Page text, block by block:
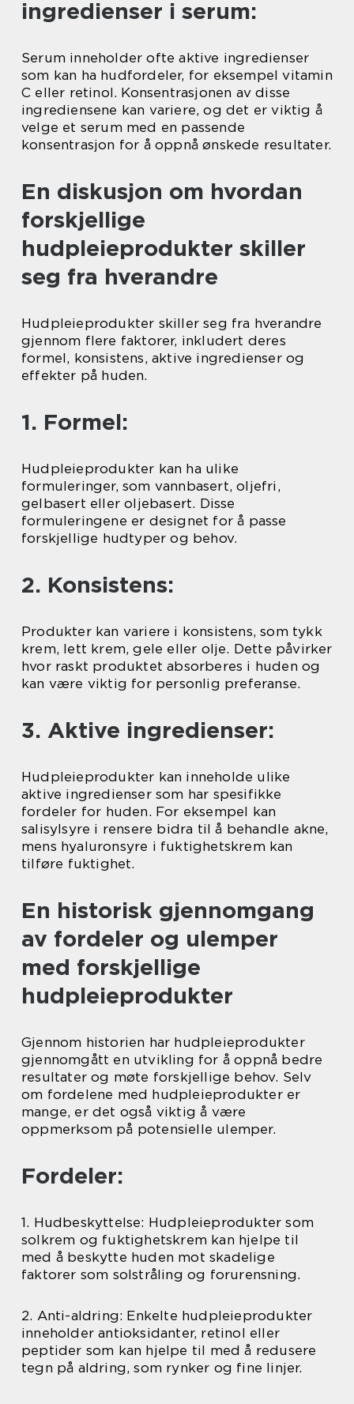
ingredienser i serum:
Serum inneholder ofte aktive ingredienser
som kan ha hudfordeler, for eksempel vitamin
C eller retinol. Konsentrasjonen av disse
ingrediensene kan variere, og det er viktig å
velge et serum med en passende
konsentrasjon for å oppnå ønskede resultater.
En diskusjon om hvordan
forskjellige
hudpleieprodukter skiller
seg fra hverandre
Hudpleieprodukter skiller seg fra hverandre
gjennom flere faktorer, inkludert deres
formel, konsistens, aktive ingredienser og
effekter på huden.
1. Formel:
Hudpleieprodukter kan ha ulike
formuleringer, som vannbasert, oljefri,
gelbasert eller oljebasert. Disse
formuleringene er designet for å passe
forskjellige hudtyper og behov.
2. Konsistens:
Produkter kan variere i konsistens, som tykk
krem, lett krem, gele eller olje. Dette påvirker
hvor raskt produktet absorberes i huden og
kan være viktig for personlig preferanse.
3. Aktive ingredienser:
Hudpleieprodukter kan inneholde ulike
aktive ingredienser som har spesifikke
fordeler for huden. For eksempel kan
salisylsyre i rensere bidra til å behandle akne,
mens hyaluronsyre i fuktighetskrem kan
tilføre fuktighet.
En historisk gjennomgang
av fordeler og ulemper
med forskjellige
hudpleieprodukter
Gjennom historien har hudpleieprodukter
gjennomgått en utvikling for å oppnå bedre
resultater og møte forskjellige behov. Selv
om fordelene med hudpleieprodukter er
mange, er det også viktig å være
oppmerksom på potensielle ulemper.
Fordeler:
1. Hudbeskyttelse: Hudpleieprodukter som
solkrem og fuktighetskrem kan hjelpe til
med å beskytte huden mot skadelige
faktorer som solstråling og forurensning.
2. Anti-aldring: Enkelte hudpleieprodukter
inneholder antioksidanter, retinol eller
peptider som kan hjelpe til med å redusere
tegn på aldring, som rynker og fine linjer.